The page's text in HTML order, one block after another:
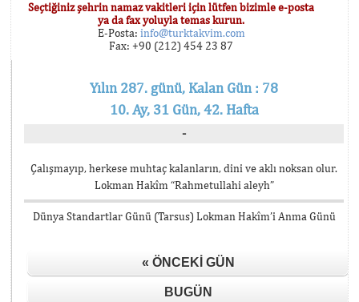
Seçtiğiniz şehrin namaz vakitleri için lütfen bizimle e-posta
ya da fax yoluyla temas kurun.
E-Posta: info@turktakvim.com
Fax: +90 (212) 454 23 87
Yılın 287. günü, Kalan Gün : 78
10. Ay, 31 Gün, 42. Hafta
-
Çalışmayıp, herkese muhtaç kalanların, dini ve aklı noksan olur.
Lokman Hakîm “Rahmetullahi aleyh”
Dünya Standartlar Günü (Tarsus) Lokman Hakîm’i Anma Günü
« ÖNCEKI GÜN
BUGÜN